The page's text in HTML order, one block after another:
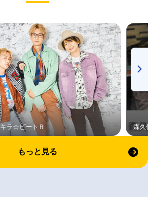
ラ☆ビートＲ 森久
もっと見る